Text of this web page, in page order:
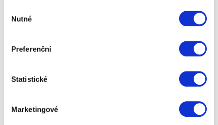
souhlasu
Nutné
Preferenční
Statistické
Marketingové